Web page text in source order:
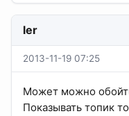
ler
2013-11-19 07:25
Может можно
Показывать топик